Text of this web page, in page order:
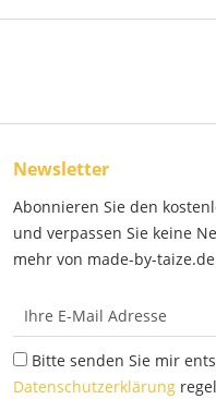
Newsletter
Abonnieren Sie den
und verpassen Sie keine
mehr von made-by-
Bitte senden Sie mir
Datenschutzerklärung